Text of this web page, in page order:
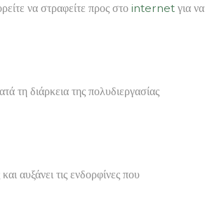
να στραφείτε προς στο internet για να
τη διάρκεια της πολυδιεργασίας
αυξάνει τις ενδορφίνες που